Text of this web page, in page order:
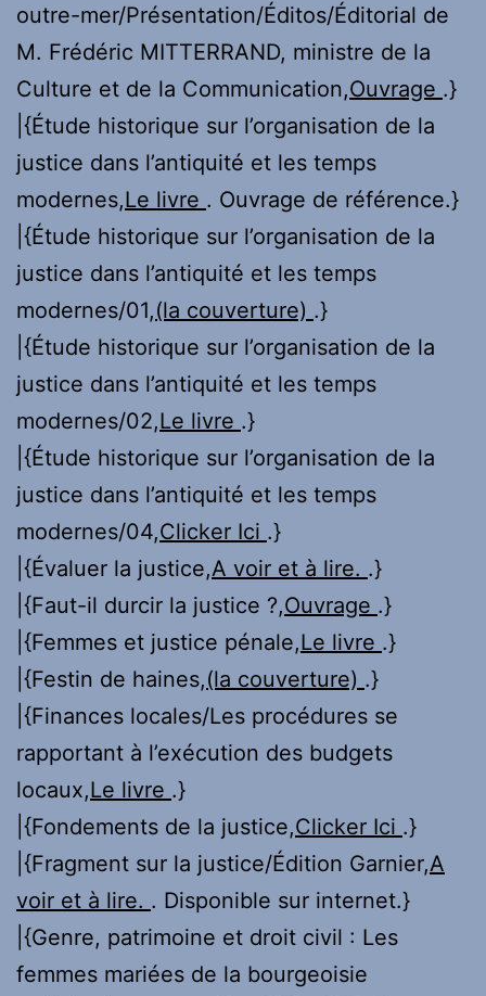
outre-mer/Présentation/Éditos/Éditorial de
M. Frédéric MITTERRAND, ministre de la
Culture et de la Communication,Ouvrage .}
|{Étude historique sur l’organisation de la
justice dans l’antiquité et les temps
modernes,Le livre . Ouvrage de référence.}
|{Étude historique sur l’organisation de la
justice dans l’antiquité et les temps
modernes/01,(la couverture) .}
|{Étude historique sur l’organisation de la
justice dans l’antiquité et les temps
modernes/02,Le livre .}
|{Étude historique sur l’organisation de la
justice dans l’antiquité et les temps
modernes/04,Clicker Ici .}
|{Évaluer la justice,A voir et à lire. .}
|{Faut-il durcir la justice ?,Ouvrage .}
|{Femmes et justice pénale,Le livre .}
|{Festin de haines,(la couverture) .}
|{Finances locales/Les procédures se
rapportant à l’exécution des budgets
locaux,Le livre .}
|{Fondements de la justice,Clicker Ici .}
|{Fragment sur la justice/Édition Garnier,A
voir et à lire. . Disponible sur internet.}
|{Genre, patrimoine et droit civil : Les
femmes mariées de la bourgeoisie